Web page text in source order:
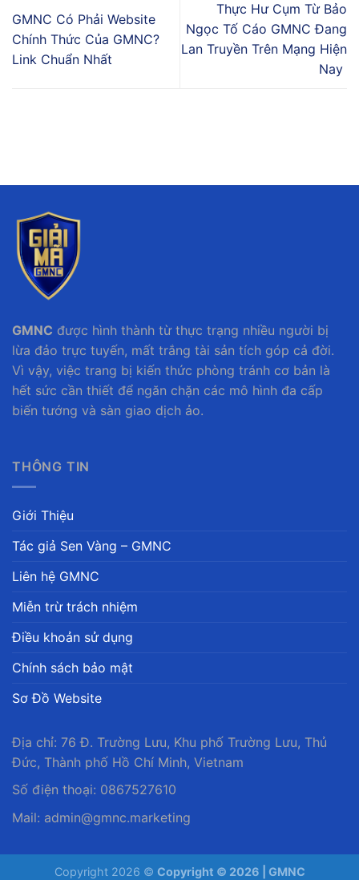
GMNC Có Phải Website
Chính Thức Của GMNC?
Link Chuẩn Nhất
Thực Hư Cụm Từ Bảo
Ngọc Tố Cáo GMNC Đang
Lan Truyền Trên Mạng Hiện
Nay
GMNC được hình thành từ thực trạng nhiều người bị
lừa đảo trực tuyến, mất trắng tài sản tích góp cả đời.
Vì vậy, việc trang bị kiến thức phòng tránh cơ bản là
hết sức cần thiết để ngăn chặn các mô hình đa cấp
biến tướng và sàn giao dịch ảo.
THÔNG TIN
Giới Thiệu
Tác giả Sen Vàng – GMNC
Liên hệ GMNC
Miễn trừ trách nhiệm
Điều khoản sử dụng
Chính sách bảo mật
Sơ Đồ Website
Địa chỉ: 76 Đ. Trường Lưu, Khu phố Trường Lưu, Thủ
Đức, Thành phố Hồ Chí Minh, Vietnam
Số điện thoại: 0867527610
Mail: admin@gmnc.marketing
Copyright 2026 © Copyright © 2026 | GMNC